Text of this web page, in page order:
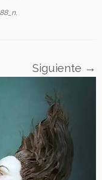
.
Siguiente →